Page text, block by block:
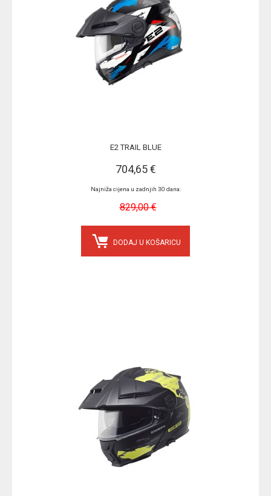
E2 TRAIL BLUE
704,65 €
Najniža cijena u zadnjih 30 dana:
829,00 €
DODAJ U KOŠARICU